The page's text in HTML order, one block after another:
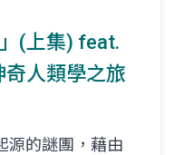
(上集) feat.
奇人類學之旅
源的謎團，藉由